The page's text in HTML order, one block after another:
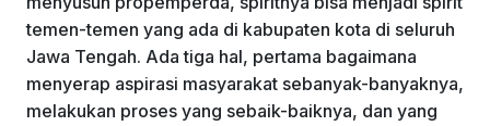
temen-temen yang ada di kabupaten kota di seluruh
Jawa Tengah. Ada tiga hal, pertama bagaimana
menyerap aspirasi masyarakat sebanyak-banyaknya,
melakukan proses yang sebaik-baiknya, dan yang